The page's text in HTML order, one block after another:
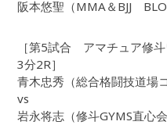
阪本悠聖（MMA＆BJJ
［第5試合 アマチュア修
3分2R］
青木忠秀（総合格闘技道場
vs
岩永将志（修斗GYMS直心会